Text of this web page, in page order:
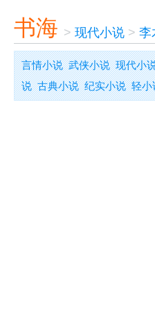
书海 > 现代小说 > 李
言情小说 武侠小说 现代小
说 古典小说 纪实小说 轻小